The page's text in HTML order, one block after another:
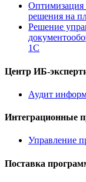
Оптимизация
решения на
Решение
1С
Центр ИБ-
Аудит
Интеграционные
Управление
Поставка